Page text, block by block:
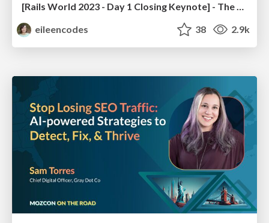
[Rails World 2023 - Day 1 Closing Keynote] - The Magic of Rails
eileencodes
38 2.9k